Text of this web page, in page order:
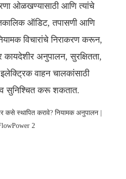
ओळखण्यासाठी आणि त्यांचे
ऑडिट, तपासणी आणि
विचारांचे निराकरण करून,
कायदेशीर अनुपालन, सुरक्षितता,
इलेक्ट्रिक वाहन चालकांसाठी
सुनिश्चित करू शकतात.